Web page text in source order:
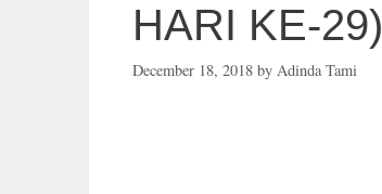
HARI KE-29)
December 18, 2018 by Adinda Tami